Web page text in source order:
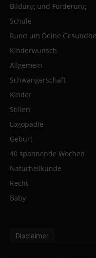
Bildung und Förderung
Schule
Rund um Deine
Kinderwunsch
Allgemein
Schwangerschaft
Kinder
Stillen
Logopädie
Geburt
40 spannende Wochen
Naturheilkunde
Recht
Baby
Disclaimer